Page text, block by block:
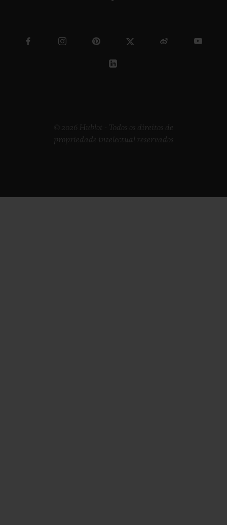
© 2026 Hublot - Todos os direitos de
propriedade intelectual reservados